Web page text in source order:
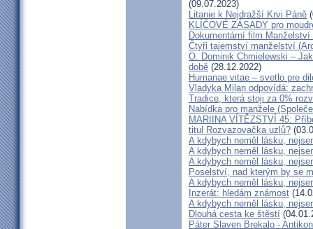
(09.07.2023)
Litanie k Nejdražší Krvi Páně
KLÍČOVÉ ZÁSADY pro
Dokumentární film
Čtyři tajemství manželství
O. Dominik Chmielewski –
době (28.12.2022)
Humanae vitae – svetlo pre
Vladyka Milan odpovídá:
Tradice, která stoji za 0%
Nabídka pro manžele
MARIINA VÍTĚZSTVÍ 45:
titul Rozvazovačka uzlů?
A kdybych neměl lásku,
A kdybych neměl lásku,
A kdybych neměl lásku,
Poselství, nad kterým by se
A kdybych neměl lásku,
Inzerát: hledám známost
A kdybych neměl lásku,
Dlouhá cesta ke štěstí
Páter Slaven Brekalo -